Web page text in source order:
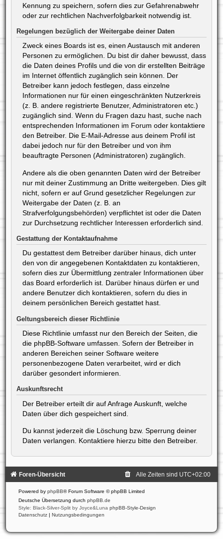
Kennung zu speichern, sofern dies zur Gefahrenabwehr
oder zur rechtlichen Nachverfolgbarkeit notwendig ist.
Regelungen bezüglich der Weitergabe deiner Daten
Zweck eines Boards ist es, einen Austausch mit anderen
Personen zu ermöglichen. Du bist dir daher bewusst, dass
die Daten deines Profils und die von dir erstellten Beiträge
im Internet öffentlich zugänglich sein können. Der
Betreiber kann jedoch festlegen, dass einzelne
Informationen nur für einen eingeschränkten Nutzerkreis
(z. B. andere registrierte Benutzer, Administratoren etc.)
zugänglich sind. Wenn du Fragen dazu hast, suche nach
entsprechenden Informationen im Forum oder kontaktiere
den Betreiber. Die E-Mail-Adresse aus deinem Profil ist
dabei jedoch nur für den Betreiber und von ihm
beauftragte Personen (Administratoren) zugänglich.
Andere als die oben genannten Daten wird der Betreiber
nur mit deiner Zustimmung an Dritte weitergeben. Dies gilt
nicht, sofern er auf Grund gesetzlicher Regelungen zur
Weitergabe der Daten (z. B. an
Strafverfolgungsbehörden) verpflichtet ist oder die Daten
zur Durchsetzung rechtlicher Interessen erforderlich sind.
Gestattung der Kontaktaufnahme
Du gestattest dem Betreiber darüber hinaus, dich unter
den von dir angegebenen Kontaktdaten zu kontaktieren,
sofern dies zur Übermittlung zentraler Informationen über
das Board erforderlich ist. Darüber hinaus dürfen er und
andere Benutzer dich kontaktieren, sofern du dies in
deinem persönlichen Bereich gestattet hast.
Geltungsbereich dieser Richtlinie
Diese Richtlinie umfasst nur den Bereich der Seiten, die
die phpBB-Software umfassen. Sofern der Betreiber in
anderen Bereichen seiner Software weitere
personenbezogene Daten verarbeitet, wird er dich
darüber gesondert informieren.
Auskunftsrecht
Der Betreiber erteilt dir auf Anfrage Auskunft, welche
Daten über dich gespeichert sind.
Du kannst jederzeit die Löschung bzw. Sperrung deiner
Daten verlangen. Kontaktiere hierzu bitte den Betreiber.
Foren-Übersicht Alle Zeiten sind UTC+02:00
Powered by phpBB® Forum Software © phpBB Limited
Deutsche Übersetzung durch phpBB.de
Style: Black-Silver-Split by Joyce&Luna phpBB-Style-Design
Datenschutz | Nutzungsbedingungen